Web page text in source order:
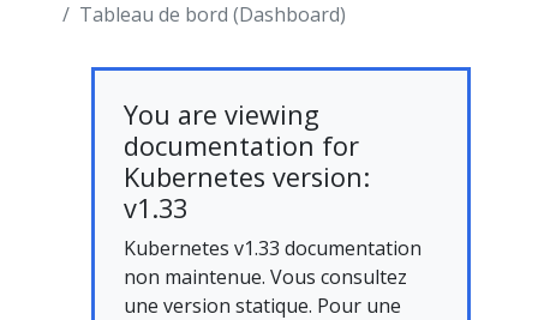
Tableau de bord (Dashboard)
You are viewing
documentation for
Kubernetes version:
v1.33
Kubernetes v1.33 documentation
non maintenue. Vous consultez
une version statique. Pour une